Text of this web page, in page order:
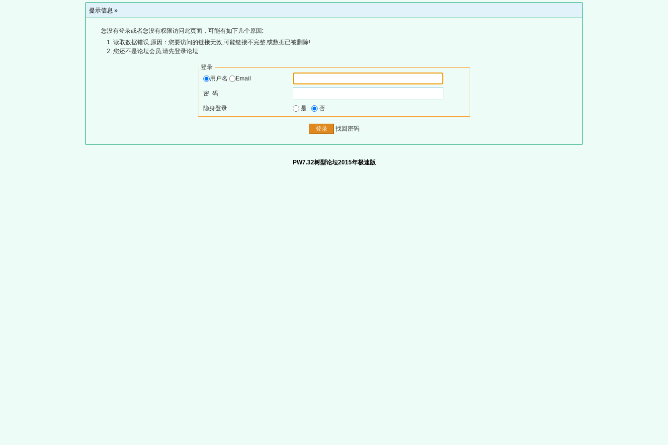
提示信息 »
您没有登录或者您没有权限访问此页面，可能有如下几个原因:
读取数据错误,原因：您要访问的链接无效,可能链接不完整,或数据已被删除!
您还不是论坛会员,请先登录论坛
登录
用户名
Email
密 码
隐身登录 是 否
找回密码
PW7.32树型论坛2015年极速版